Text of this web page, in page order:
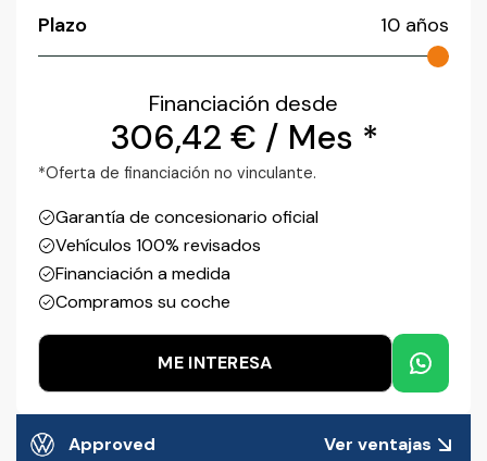
Plazo 10 años
Financiación desde
306,42 € / Mes *
*Oferta de financiación no vinculante.
Garantía de concesionario oficial
Vehículos 100% revisados
Financiación a medida
Compramos su coche
ME INTERESA
Approved Ver ventajas